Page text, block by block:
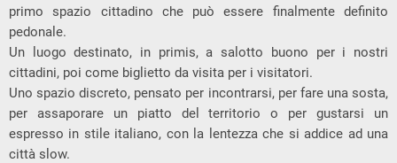
primo spazio cittadino che può essere finalmente definito
pedonale.
Un luogo destinato, in primis, a salotto buono per i nostri
cittadini, poi come biglietto da visita per i visitatori.
Uno spazio discreto, pensato per incontrarsi, per fare una sosta,
per assaporare un piatto del territorio o per gustarsi un
espresso in stile italiano, con la lentezza che si addice ad una
città slow.